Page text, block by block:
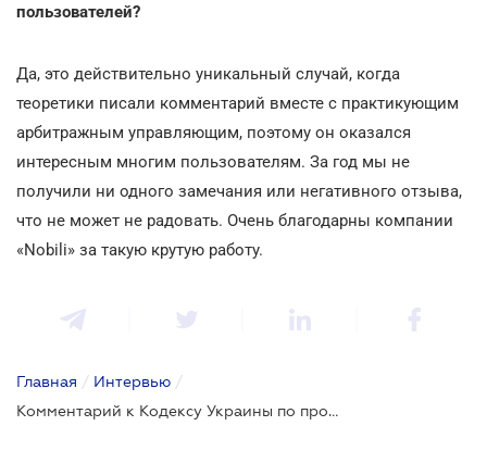
пользователей?
Да, это действительно уникальный случай, когда
теоретики писали комментарий вместе с практикующим
арбитражным управляющим, поэтому он оказался
интересным многим пользователям. За год мы не
получили ни одного замечания или негативного отзыва,
что не может не радовать. Очень благодарны компании
«Nobili» за такую крутую работу.
Главная / Интервью /
Комментарий к Кодексу Украины по процедурам банкротства: процесс издания и результаты за год